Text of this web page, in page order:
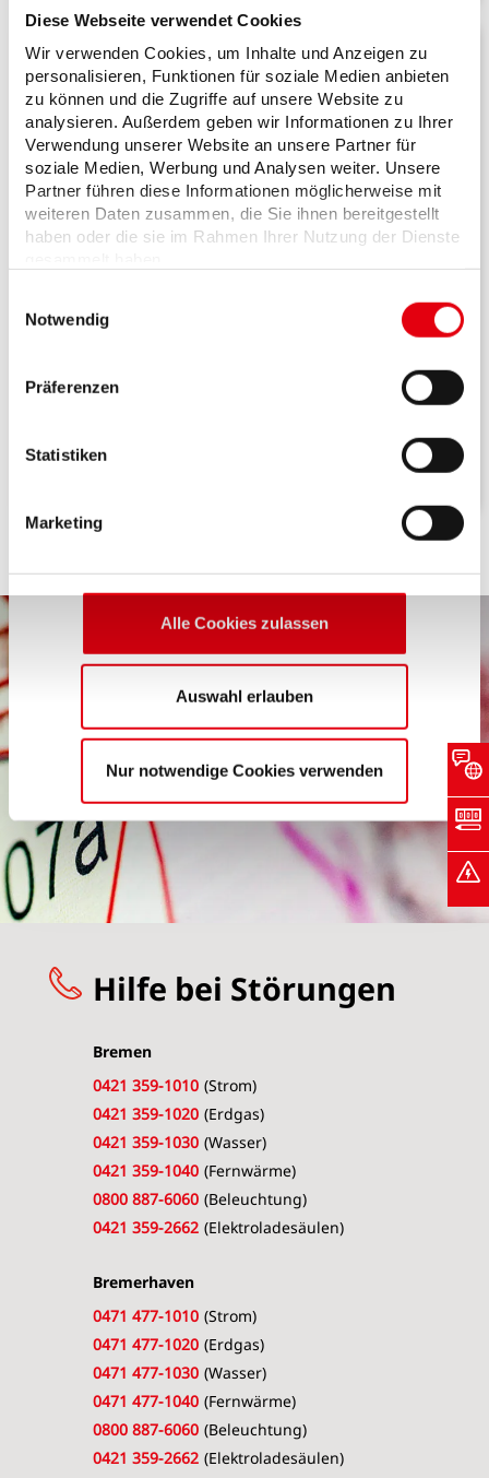
Diese Webseite verwendet Cookies
Wir verwenden Cookies, um Inhalte und Anzeigen zu
personalisieren, Funktionen für soziale Medien anbieten
zu können und die Zugriffe auf unsere Website zu
analysieren. Außerdem geben wir Informationen zu Ihrer
Verwendung unserer Website an unsere Partner für
soziale Medien, Werbung und Analysen weiter. Unsere
Partner führen diese Informationen möglicherweise mit
weiteren Daten zusammen, die Sie ihnen bereitgestellt
haben oder die sie im Rahmen Ihrer Nutzung der Dienste
Datenschutzniveau existiert. Das birgt das Risiko des
von Betroffenenrechten, fehlende Rechtsmittel und
den Kontrollverlust über Ihre Daten.
unserer Datenschutzerklärung. Ihre Einwilligung ist
freiwillig und Sie können sie jederzeit für die Zukunft
erteilen, beschränken wir den Einsatz der Cookies auf
das notwendige Minimum, um die Seite betreiben zu
Notwendig
Präferenzen
Statistiken
Marketing
Alle Cookies zulassen
Auswahl erlauben
Nur notwendige Cookies verwenden
Hier finden Sie alles rund um Meldepflichten für
Hilfe bei Störungen
Bremen
0421 359-1010 (Strom)
0421 359-1020 (Erdgas)
0421 359-1030 (Wasser)
0421 359-1040 (Fernwärme)
0800 887-6060 (Beleuchtung)
0421 359-2662 (Elektroladesäulen)
Bremerhaven
0471 477-1010 (Strom)
0471 477-1020 (Erdgas)
0471 477-1030 (Wasser)
0471 477-1040 (Fernwärme)
0800 887-6060 (Beleuchtung)
0421 359-2662 (Elektroladesäulen)